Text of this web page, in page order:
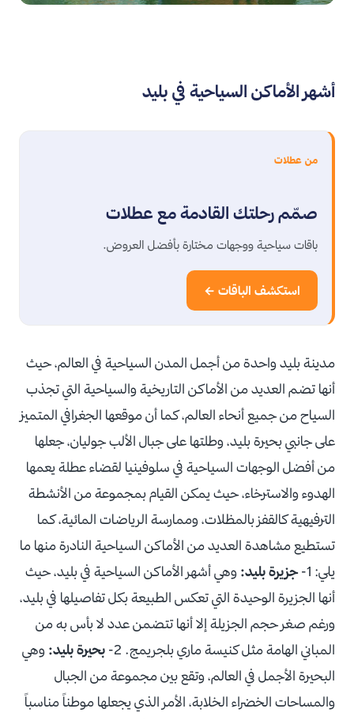
أشهر الأماكن السياحية في بليد
من عطلات
صمّم رحلتك القادمة مع عطلات
باقات سياحية ووجهات مختارة بأفضل العروض.
استكشف الباقات ←
مدينة بليد واحدة من أجمل المدن السياحية في العالم، حيث
أنها تضم العديد من الأماكن التاريخية والسياحية التي تجذب
السياح من جميع أنحاء العالم، كما أن موقعها الجغرافي المتميز
على جانبي بحيرة بليد، وطلتها على جبال الألب جوليان، جعلها
من أفضل الوجهات السياحية في سلوفينيا لقضاء عطلة يعمها
الهدوء والاسترخاء، حيث يمكن القيام بمجموعة من الأنشطة
الترفيهية كالقفز بالمظلات، وممارسة الرياضات المائية، كما
تستطيع مشاهدة العديد من الأماكن السياحية النادرة منها ما
يلي: 1-
جزيرة بليد: وهي أشهر الأماكن السياحية في بليد، حيث
أنها الجزيرة الوحيدة التي تعكس الطبيعة بكل تفاصيلها في بليد،
ورغم صغر حجم الجزيلة إلا أنها تتضمن عدد لا بأس به من
المباني الهامة مثل كنيسة ماري بلجريمج. 2-
بحيرة بليد: وهي
البحيرة الأجمل في العالم، وتقع بين مجموعة من الجبال
والمساحات الخضراء الخلابة، الأمر الذي يجعلها موطناً مناسباً